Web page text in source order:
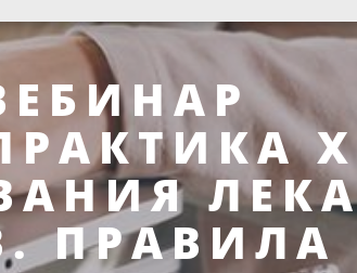
ПРАВИЛА